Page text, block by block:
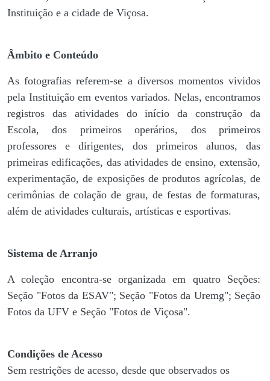
Instituição e a cidade de Viçosa.
Âmbito e Conteúdo
As fotografias referem-se a diversos momentos vividos
pela Instituição em eventos variados. Nelas, encontramos
registros das atividades do início da construção da
Escola, dos primeiros operários, dos primeiros
professores e dirigentes, ​dos primeiros alunos, das
primeiras edificações, das atividades de ensino, extensão,
experimentação, de exposições de produtos agrícolas, de
cerimônias de colação de grau, de festas de formaturas,
além de atividades culturais, artísticas e esportivas.
Sistema de Arranjo
A coleção encontra-se organizada em quatro Seções:
Seção "Fotos da ESAV"; Seção "Fotos da Uremg"; Seção
Fotos da UFV e Seção "Fotos de Viçosa".
Condições de Acesso
Sem restrições de acesso, desde que observados os